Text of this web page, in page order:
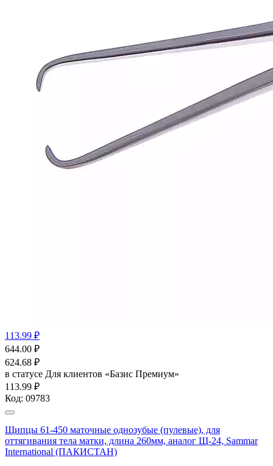
113.99 ₽
644.00 ₽
624.68 ₽
в статусе Для клиентов «Базис Премиум»
113.99 ₽
Код: 09783
Щипцы 61-450 маточные однозубые (пулевые), для
оттягивания тела матки, длина 260мм, аналог Щ-24, Sammar
International (ПАКИСТАН)